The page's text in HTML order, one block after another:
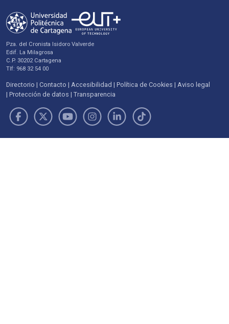
Pza. del Cronista Isidoro Valverde
Edif. La Milagrosa
C.P. 30202 Cartagena
Tlf: 968 32 54 00
Directorio Contacto Accesibilidad Política de Cookies
Aviso legal
Protección de datos
Transparencia